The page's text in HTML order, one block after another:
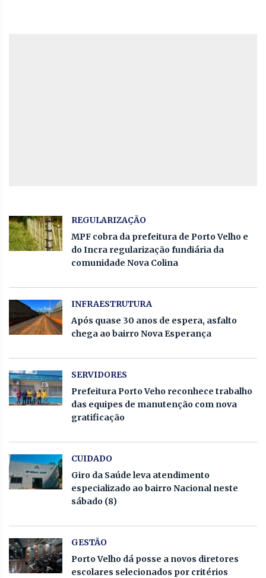
REGULARIZAÇÃO
MPF cobra da prefeitura de Porto Velho e
do Incra regularização fundiária da
comunidade Nova Colina
INFRAESTRUTURA
Após quase 30 anos de espera, asfalto
chega ao bairro Nova Esperança
SERVIDORES
Prefeitura Porto Veho reconhece trabalho
das equipes de manutenção com nova
gratificação
CUIDADO
Giro da Saúde leva atendimento
especializado ao bairro Nacional neste
sábado (8)
GESTÃO
Porto Velho dá posse a novos diretores
escolares selecionados por critérios